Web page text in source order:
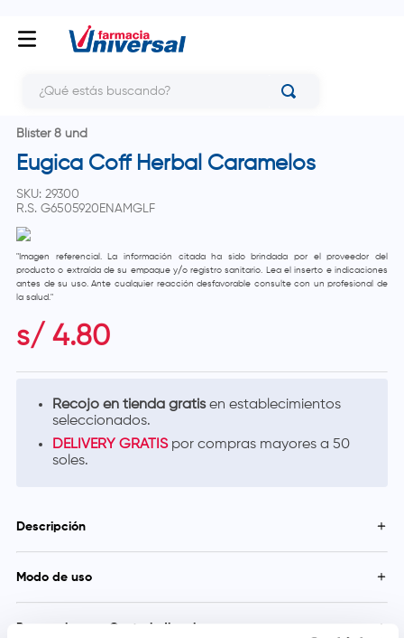
Blíster 8 und
Eugica Coff Herbal Caramelos
SKU: 29300
R.S. G6505920ENAMGLF
"Imagen referencial. La información citada ha sido brindada por el proveedor del
producto o extraída de su empaque y/o registro sanitario. Lea el inserto e indicaciones
antes de su uso. Ante cualquier reacción desfavorable consulte con un profesional de
la salud."
s/ 4.80
Recojo en tienda gratisen establecimientos
seleccionados.
DELIVERY GRATISpor compras mayores a 50
soles.
Descripción
Caramelos con extractos naturales de jengibre (kion), canela,
irritación de la garganta producida por la tos y otras molestias
Modo de uso
Precauciones y Contraindicaciones